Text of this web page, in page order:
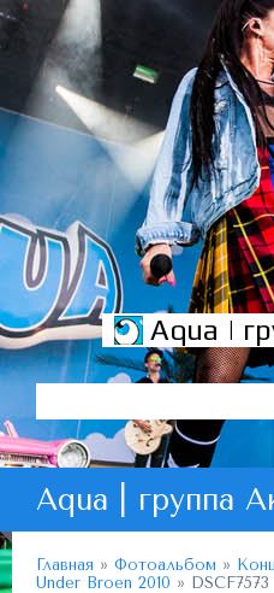
Aqua |
Aqua | группа
Главная » Фотоальбом »
Under Broen 2010 » DSCF7573